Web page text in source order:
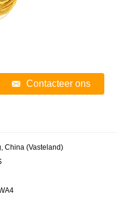
Contacteer ons
China (Vasteland)